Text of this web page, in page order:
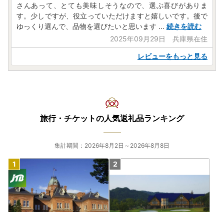
さんあって、とても美味しそうなので、選ぶ喜びがありま
す。少しですが、役立っていただけますと嬉しいです。後で
ゆっくり選んで、品物を選びたいと思います ... 続きを読む
2025年09月29日 兵庫県在住
レビューをもっと見る
旅行・チケットの人気返礼品ランキング
集計期間：2026年8月2日～2026年8月8日